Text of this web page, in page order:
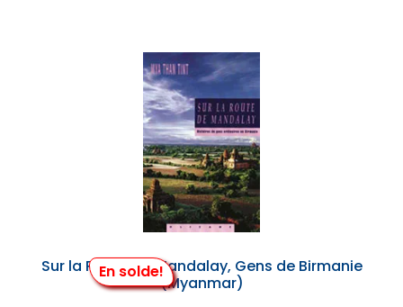
En solde!
Sur la Route de Mandalay, Gens de Birmanie
(Myanmar)